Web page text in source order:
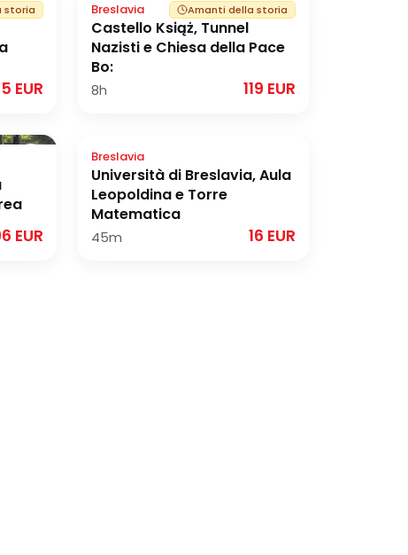
storia
EUR
Breslavia Amanti della storia
Castello Książ, Tunnel
Nazisti e Chiesa della Pace
Bo:
8h 119 EUR
EUR
Breslavia
Università di Breslavia, Aula
Leopoldina e Torre
Matematica
45m 16 EUR